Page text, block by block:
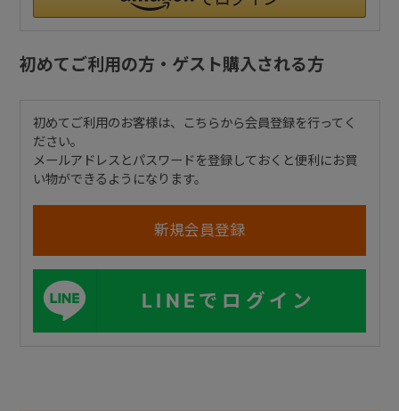
初めてご利用の方・ゲスト購入される方
初めてご利用のお客様は、こちらから会員登録を行ってく
ださい。
メールアドレスとパスワードを登録しておくと便利にお買
い物ができるようになります。
LINEでログイン